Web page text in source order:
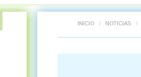
INICIO / NOTICIAS /